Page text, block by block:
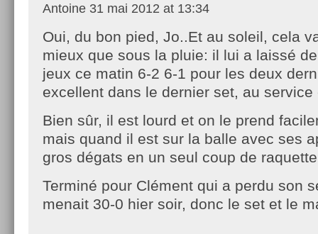
Antoine 31 mai 2012 at 13:34
Oui, du bon pied, Jo..Et au soleil, cela
mieux que sous la pluie: il lui a laissé
jeux ce matin 6-2 6-1 pour les deux
excellent dans le dernier set, au
Bien sûr, il est lourd et on le prend
mais quand il est sur la balle avec ses
gros dégats en un seul coup de
Terminé pour Clément qui a perdu son
menait 30-0 hier soir, donc le set et le